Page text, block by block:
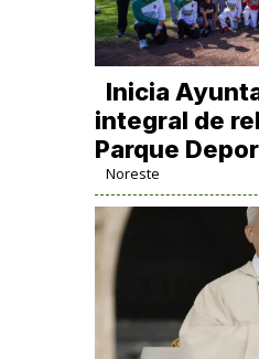
Inicia
integral de
Parque
Noreste